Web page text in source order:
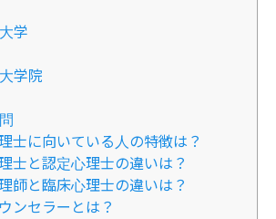
学
学院
士に向いている人の特徴は？
士と認定心理士の違いは？
師と臨床心理士の違いは？
ンセラーとは？